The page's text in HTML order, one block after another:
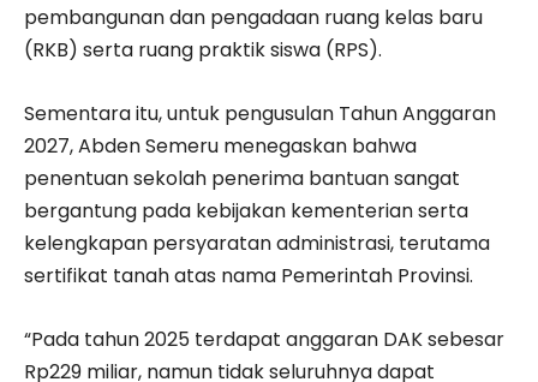
pembangunan dan pengadaan ruang kelas baru
(RKB) serta ruang praktik siswa (RPS).
Sementara itu, untuk pengusulan Tahun Anggaran
2027, Abden Semeru menegaskan bahwa
penentuan sekolah penerima bantuan sangat
bergantung pada kebijakan kementerian serta
kelengkapan persyaratan administrasi, terutama
sertifikat tanah atas nama Pemerintah Provinsi.
“Pada tahun 2025 terdapat anggaran DAK sebesar
Rp229 miliar, namun tidak seluruhnya dapat